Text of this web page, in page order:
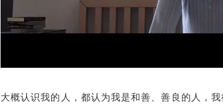
大概认识我的人，都认为我是和善、善良的人，